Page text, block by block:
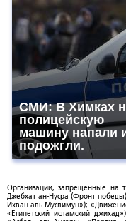
СМИ: В Химках
полицейскую
машину напали
подожгли.
Организации, запрещенные на
Джебхат ан-Нусра (Фронт
Ихван аль-Муслимун»);
«Египетский исламский